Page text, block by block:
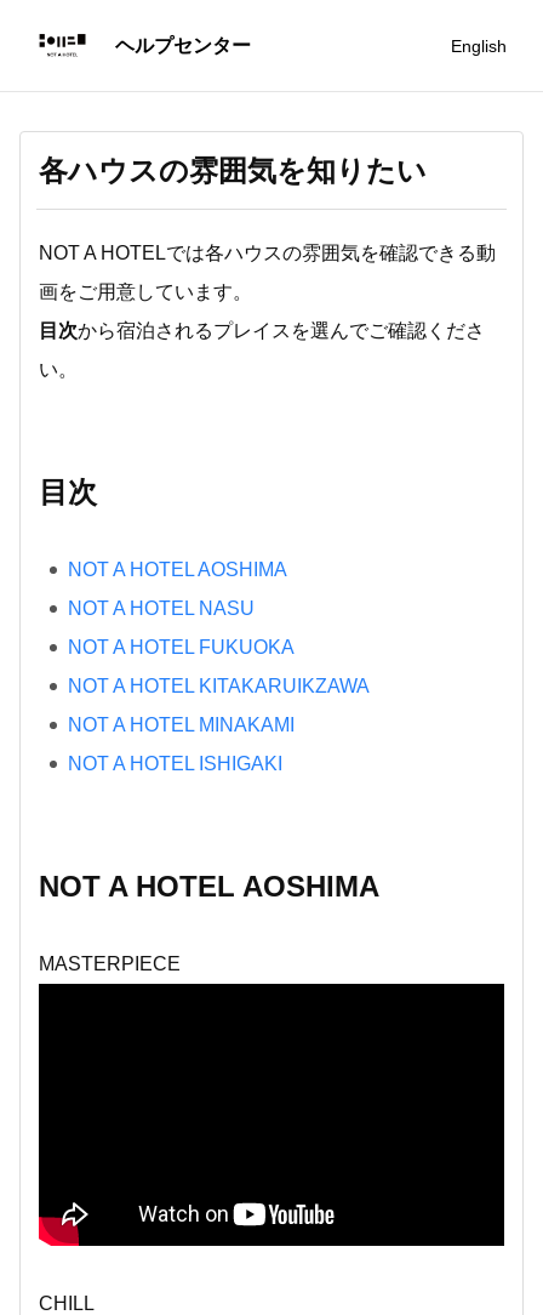
English
各ハウスの雰囲気を知りたい
NOT A HOTELでは各ハウスの雰囲気を確認できる動
画をご用意しています。
目次から宿泊されるプレイスを選んでご確認くださ
い。
目次
NOT A HOTEL AOSHIMA
NOT A HOTEL NASU
NOT A HOTEL FUKUOKA
NOT A HOTEL KITAKARUIKZAWA
NOT A HOTEL MINAKAMI
NOT A HOTEL ISHIGAKI
NOT A HOTEL AOSHIMA
MASTERPIECE
CHILL